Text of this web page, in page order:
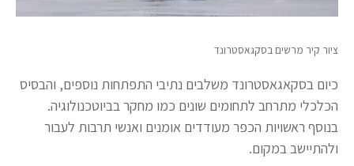
ציור קיר מרשים בסקגאסטרונד
כיום בסקאגאסטרונד משלבים נתיבי התפתחות נוספים, והבסיס
הכלכלי מתרחב לתחומים שונים כמו מחקר בביוטכנולוגיה.
בנוסף ראשויות הכפר מעודדים אומנים ואנשי תרבות לעבור
ולהתיישב במקום.